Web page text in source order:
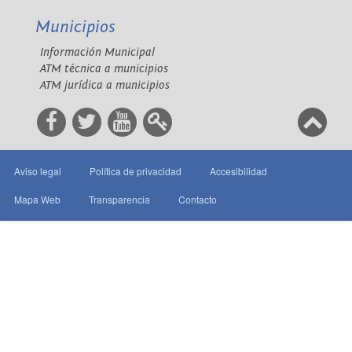
Municipios
Información Municipal
ATM técnica a municipios
ATM jurídica a municipios
Aviso legal Política de privacidad Accesibilidad
Mapa Web Transparencia Contacto